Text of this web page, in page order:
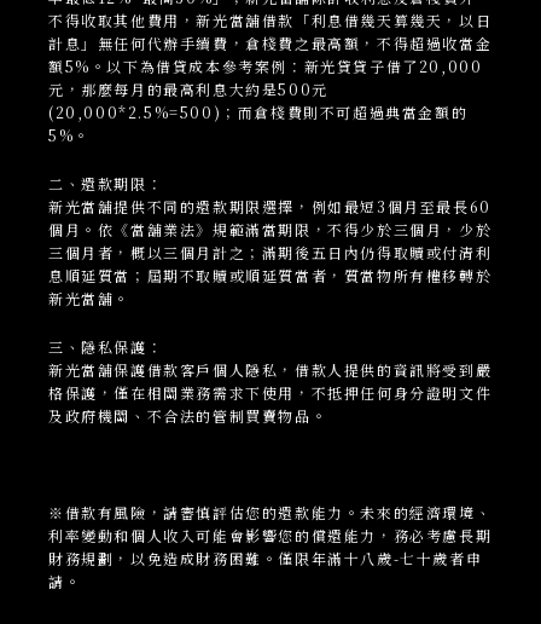
不得收取其他費用，新光當舖借款「利息借幾天算幾天，以日
計息」無任何代辦手續費，倉棧費之最高額，不得超過收當金
額5%。以下為借貸成本參考案例：新光貸貸子借了20,000
元，那麼每月的最高利息大約是500元
(20,000*2.5%=500)；而倉棧費則不可超過典當金額的
5%。
二、還款期限：
新光當舖提供不同的還款期限選擇，例如最短3個月至最長60
個月。依《當舖業法》規範滿當期限，不得少於三個月，少於
三個月者，概以三個月計之；滿期後五日內仍得取贖或付清利
息順延質當；屆期不取贖或順延質當者，質當物所有權移轉於
新光當舖。
三、隱私保護：
新光當舖保護借款客戶個人隱私，借款人提供的資訊將受到嚴
格保護，僅在相關業務需求下使用，不抵押任何身分證明文件
及政府機關、不合法的管制買賣物品。
※借款有風險，請審慎評估您的還款能力。未來的經濟環境、
利率變動和個人收入可能會影響您的償還能力，務必考慮長期
財務規劃，以免造成財務困難。僅限年滿十八歲-七十歲者申
請。